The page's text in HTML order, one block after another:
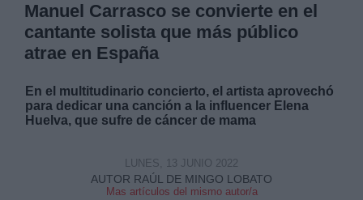
Manuel Carrasco se convierte en el
cantante solista que más público
atrae en España
En el multitudinario concierto, el artista aprovechó
para dedicar una canción a la influencer Elena
Huelva, que sufre de cáncer de mama
AUTOR RAÚL DE MINGO LOBATO
Mas artículos del mismo autor/a
LUNES, 13 JUNIO 2022